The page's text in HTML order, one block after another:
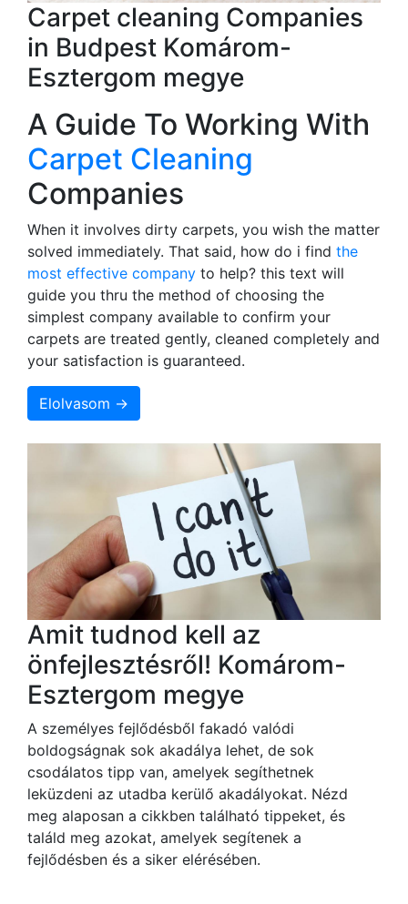
Carpet cleaning Companies
in Budpest Komárom-
Esztergom megye
A Guide To Working With
Carpet Cleaning
Companies
When it involves dirty carpets, you wish the matter
solved immediately. That said, how do i find the
most effective company to help? this text will
guide you thru the method of choosing the
simplest company available to confirm your
carpets are treated gently, cleaned completely and
your satisfaction is guaranteed.
Elolvasom →
Amit tudnod kell az
önfejlesztésről! Komárom-
Esztergom megye
A személyes fejlődésből fakadó valódi
boldogságnak sok akadálya lehet, de sok
csodálatos tipp van, amelyek segíthetnek
leküzdeni az utadba kerülő akadályokat. Nézd
meg alaposan a cikkben található tippeket, és
találd meg azokat, amelyek segítenek a
fejlődésben és a siker elérésében.